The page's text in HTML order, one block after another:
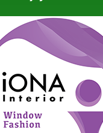
HUBUNGI KAMI